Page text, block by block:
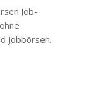
Job-
Jobbörsen.